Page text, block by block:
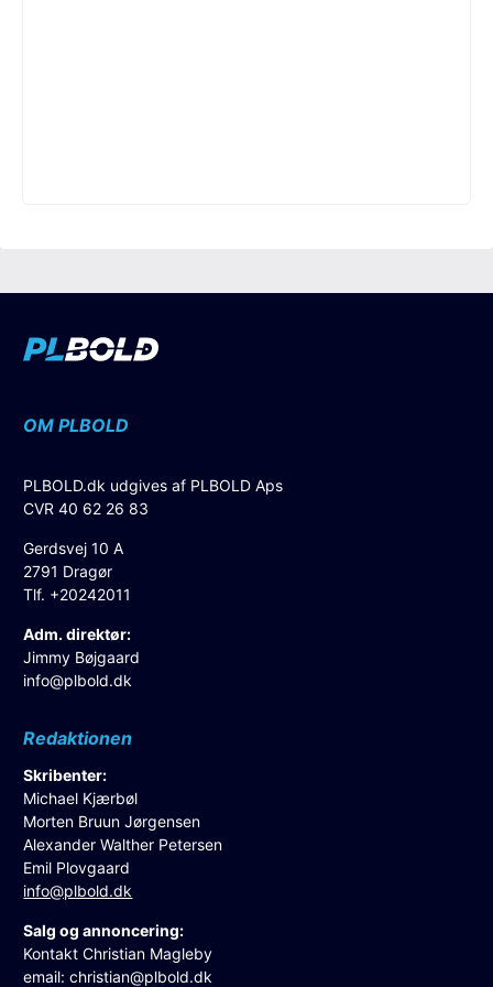
OM PLBOLD
PLBOLD.dk udgives af PLBOLD Aps
CVR 40 62 26 83
Gerdsvej 10 A
2791 Dragør
Tlf. +20242011
Adm. direktør:
Jimmy Bøjgaard
info@plbold.dk
Redaktionen
Skribenter:
Michael Kjærbøl
Morten Bruun Jørgensen
Alexander Walther Petersen
Emil Plovgaard
info@plbold.dk
Salg og annoncering:
Kontakt Christian Magleby
email:christian@plbold.dk